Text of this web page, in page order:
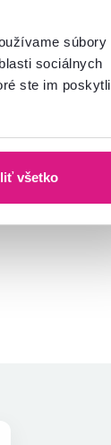
súbory
sociálnych
ste im poskytli
všetko